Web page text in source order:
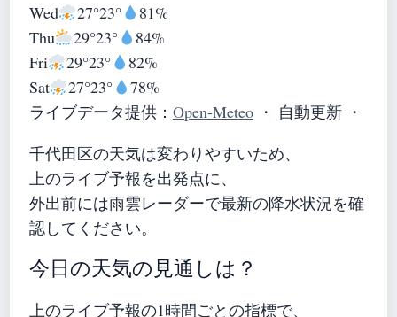
Wed
27°23°
81%
Thu
29°23°
84%
Fri
29°23°
82%
Sat
27°23°
78%
ライブデータ提供： Open-Meteo ・ 自動更新 ・
千代田区の天気は変わりやすいため、
上のライブ予報を出発点に、
外出前には雨雲レーダーで最新の降水状況を確
認してください。
今日の天気の見通しは？
上のライブ予報の1時間ごとの指標で、